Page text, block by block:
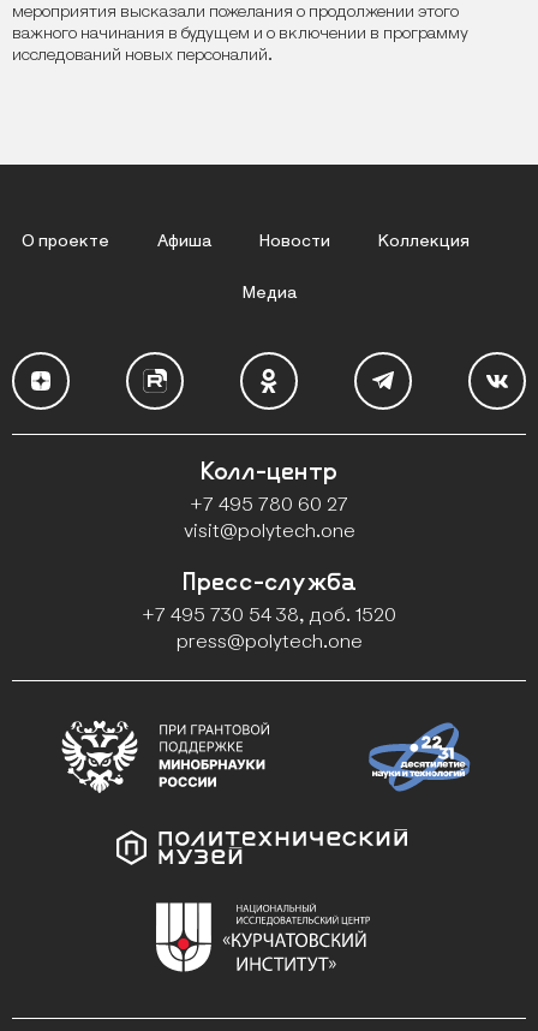
мероприятия высказали пожелания о продолжении этого
важного начинания в будущем и о включении в программу
исследований новых персоналий.
О проекте Афиша Новости Коллекция
Медиа
Колл-центр
+7 495 780 60 27
visit@polytech.one
Пресс-служба
+7 495 730 54 38, доб. 1520
press@polytech.one